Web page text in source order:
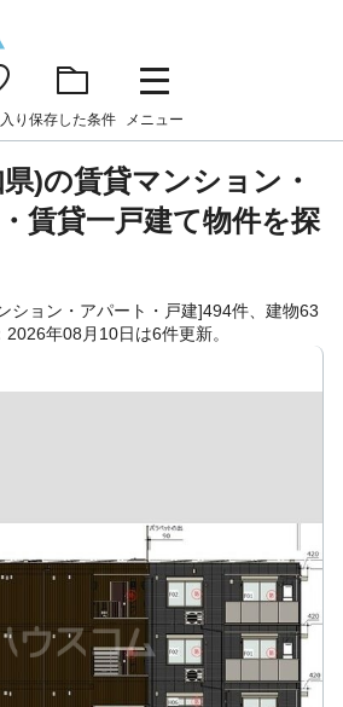
り 保存した条件 メニュー
)の賃貸マンション・
賃貸一戸建て物件を探
ション・アパート・戸建]494件、建物63
年08月10日は6件更新。